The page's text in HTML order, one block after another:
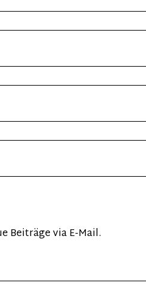
Beiträge via E-Mail.